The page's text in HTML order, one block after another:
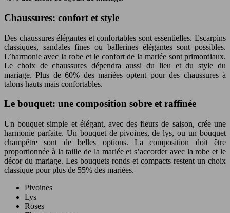
Chaussures: confort et style
Des chaussures élégantes et confortables sont essentielles. Escarpins
classiques, sandales fines ou ballerines élégantes sont possibles.
L’harmonie avec la robe et le confort de la mariée sont primordiaux.
Le choix de chaussures dépendra aussi du lieu et du style du
mariage. Plus de 60% des mariées optent pour des chaussures à
talons hauts mais confortables.
Le bouquet: une composition sobre et raffinée
Un bouquet simple et élégant, avec des fleurs de saison, crée une
harmonie parfaite. Un bouquet de pivoines, de lys, ou un bouquet
champêtre sont de belles options. La composition doit être
proportionnée à la taille de la mariée et s’accorder avec la robe et le
décor du mariage. Les bouquets ronds et compacts restent un choix
classique pour plus de 55% des mariées.
Pivoines
Lys
Roses